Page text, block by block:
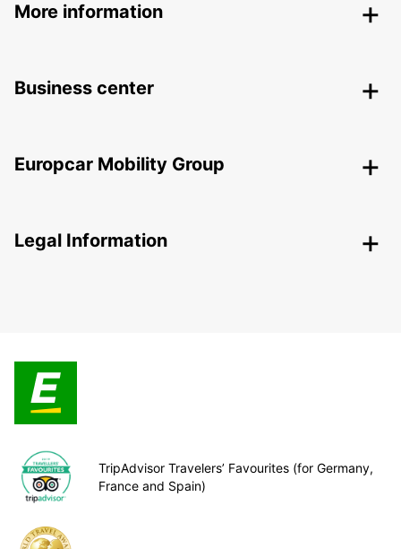
More information
Business center
Europcar Mobility Group
Legal Information
TripAdvisor Travelers’ Favourites (for Germany,
France and Spain)